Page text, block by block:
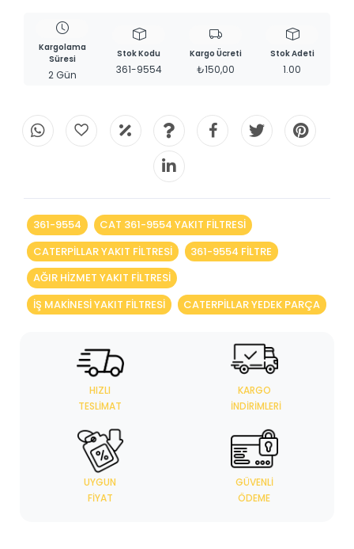
Kargolama
Süresi
2 Gün
Stok Kodu
361-9554
Kargo Ücreti
₺150,00
Stok Adeti
1.00
361-9554
CAT 361-9554 YAKIT FILTRESI
CATERPILLAR YAKIT FILTRESI
361-9554 FILTRE
AĞIR HIZMET YAKIT FILTRESI
IŞ MAKINESI YAKIT FILTRESI
CATERPILLAR YEDEK PARÇA
HIZLI
TESLIMAT
KARGO
İNDIRIMLERI
UYGUN
FIYAT
GÜVENLI
ÖDEME